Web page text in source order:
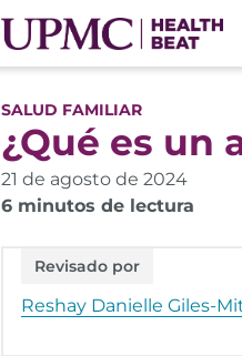
SALUD FAMILIAR
¿Qué es un
21 de agosto de 2024
6 minutos de lectura
Revisado por
Reshay Danielle Giles-